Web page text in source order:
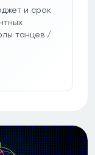
и срок
танцев /